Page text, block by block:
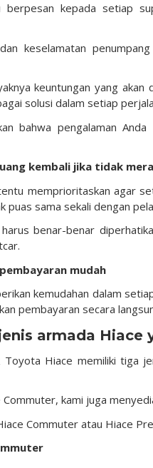
berpesan kepada setiap
keselamatan
keuntungan yang
solusi dalam setiap
bahwa pengalaman
kembali jika tidak
memprioritaskan agar
puas sama sekali dengan
harus benar-benar
mudah
kemudahan dalam
pembayaran secara
armada Hiace
Toyota Hiace memiliki tiga
Commuter, kami juga
Commuter atau Hiace